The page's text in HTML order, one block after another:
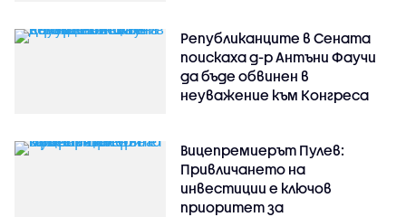
Републиканците в Сената
поискаха д-р Антъни Фаучи
да бъде обвинен в
неуважение към Конгреса
Вицепремиерът Пулев:
Привличането на
инвестиции е ключов
приоритет за